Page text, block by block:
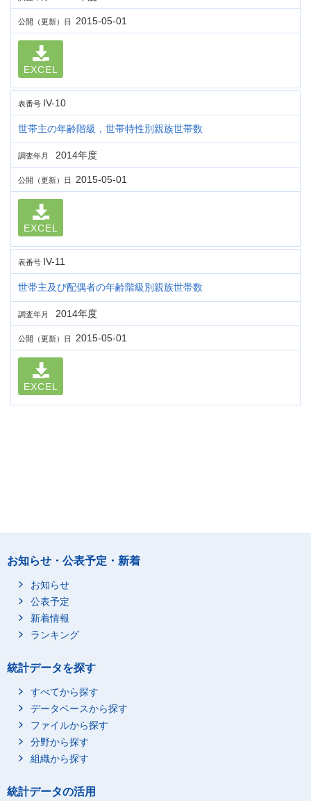
公開（更新）日 2015-05-01
EXCEL
表番号 IV-10
世帯主の年齢階級，世帯特性別親族世帯数
調査年月 2014年度
公開（更新）日 2015-05-01
EXCEL
表番号 IV-11
世帯主及び配偶者の年齢階級別親族世帯数
調査年月 2014年度
公開（更新）日 2015-05-01
EXCEL
お知らせ・公表予定・新着
お知らせ
公表予定
新着情報
ランキング
統計データを探す
すべてから探す
データベースから探す
ファイルから探す
分野から探す
組織から探す
統計データの活用